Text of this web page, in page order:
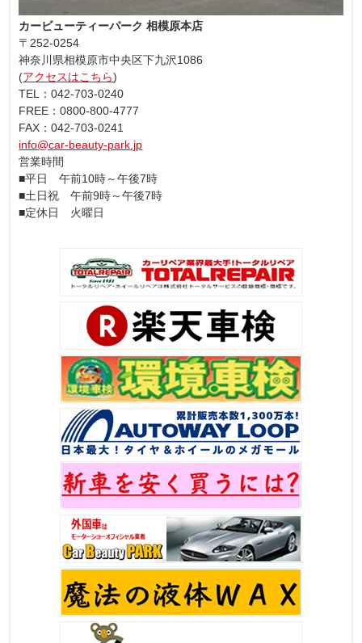
カービューティーパーク 相模原本店
〒252-0254
神奈川県相模原市中央区下九沢1086
(アクセスはこちら)
TEL：042-703-0240
FREE：0800-800-4777
FAX：042-703-0241
info@car-beauty-park.jp
営業時間
■平日 午前10時～午後7時
■土日祝 午前9時～午後7時
■定休日 火曜日